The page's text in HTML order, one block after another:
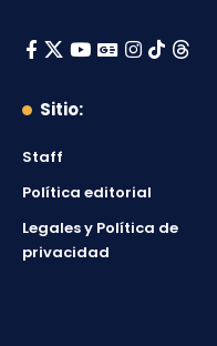
Sitio:
Staff
Política editorial
Legales y Política de
privacidad